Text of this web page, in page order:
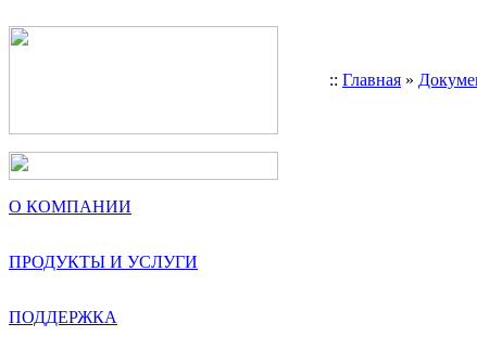
:: Главная »
О КОМПАНИИ
ПРОДУКТЫ И УСЛУГИ
ПОДДЕРЖКА